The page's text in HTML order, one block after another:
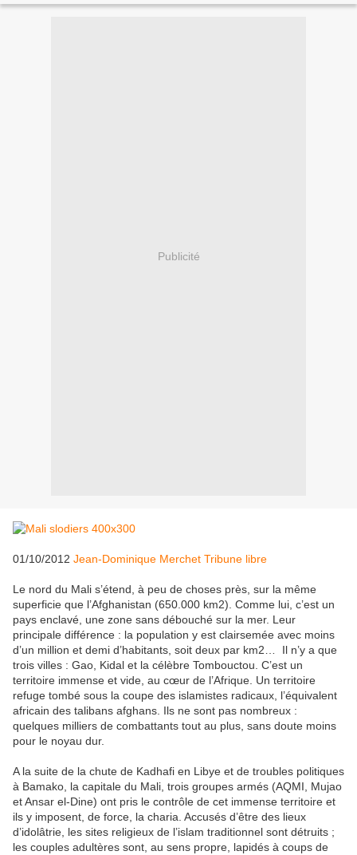
Publicité
01/10/2012 Jean-Dominique Merchet Tribune libre
Le nord du Mali s’étend, à peu de choses près, sur la même
superficie que l’Afghanistan (650.000 km2). Comme lui, c’est un
pays enclavé, une zone sans débouché sur la mer. Leur
principale différence : la population y est clairsemée avec moins
d’un million et demi d’habitants, soit deux par km2… Il n’y a que
trois villes : Gao, Kidal et la célèbre Tombouctou. C’est un
territoire immense et vide, au cœur de l’Afrique. Un territoire
refuge tombé sous la coupe des islamistes radicaux, l’équivalent
africain des talibans afghans. Ils ne sont pas nombreux :
quelques milliers de combattants tout au plus, sans doute moins
pour le noyau dur.
A la suite de la chute de Kadhafi en Libye et de troubles politiques
à Bamako, la capitale du Mali, trois groupes armés (AQMI, Mujao
et Ansar el-Dine) ont pris le contrôle de cet immense territoire et
ils y imposent, de force, la charia. Accusés d’être des lieux
d’idolâtrie, les sites religieux de l’islam traditionnel sont détruits ;
les couples adultères sont, au sens propre, lapidés à coups de